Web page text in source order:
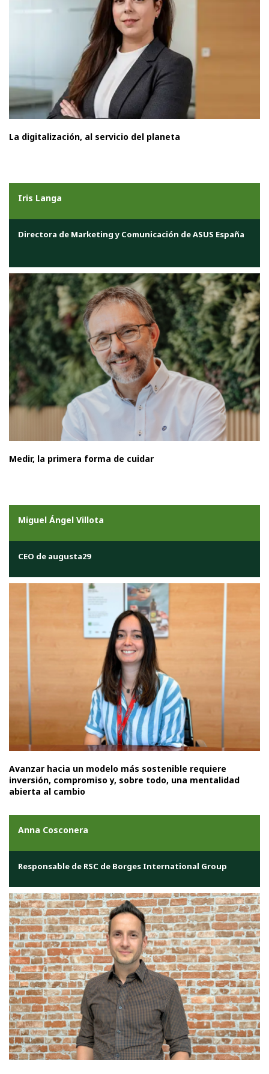
La digitalización, al servicio del planeta
Iris Langa
Directora de Marketing y Comunicación de ASUS España
Medir, la primera forma de cuidar
Miguel Ángel Villota
CEO de augusta29
Avanzar hacia un modelo más sostenible requiere
inversión, compromiso y, sobre todo, una mentalidad
abierta al cambio
Anna Cosconera
Responsable de RSC de Borges International Group